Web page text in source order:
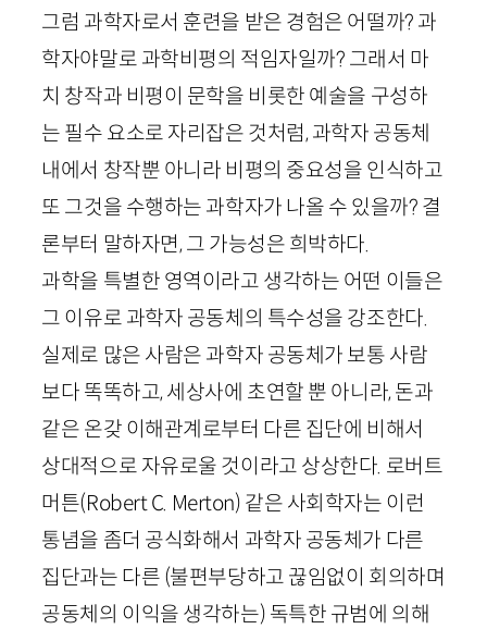
그럼 과학자로서 훈련을 받은 경험은 어떨까? 과
학자야말로 과학비평의 적임자일까? 그래서 마
치 창작과 비평이 문학을 비롯한 예술을 구성하
는 필수 요소로 자리잡은 것처럼, 과학자 공동체
내에서 창작뿐 아니라 비평의 중요성을 인식하고
또 그것을 수행하는 과학자가 나올 수 있을까? 결
론부터 말하자면, 그 가능성은 희박하다.
과학을 특별한 영역이라고 생각하는 어떤 이들은
그 이유로 과학자 공동체의 특수성을 강조한다.
실제로 많은 사람은 과학자 공동체가 보통 사람
보다 똑똑하고, 세상사에 초연할 뿐 아니라, 돈과
같은 온갖 이해관계로부터 다른 집단에 비해서
상대적으로 자유로울 것이라고 상상한다. 로버트
머튼(RobertC. Merton) 같은 사회학자는 이런
통념을 좀더 공식화해서 과학자 공동체가 다른
집단과는 다른 (불편부당하고 끊임없이 회의하며
공동체의 이익을 생각하는) 독특한 규범에 의해